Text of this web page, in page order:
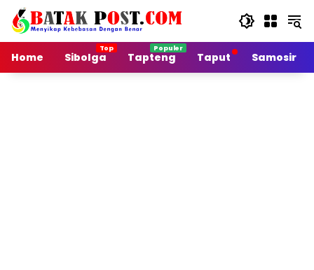
Langsung
konten
Home
Sibolga Tapteng Taput Samosir